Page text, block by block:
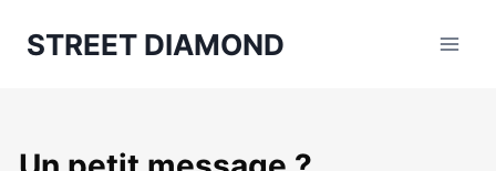
STREET DIAMOND